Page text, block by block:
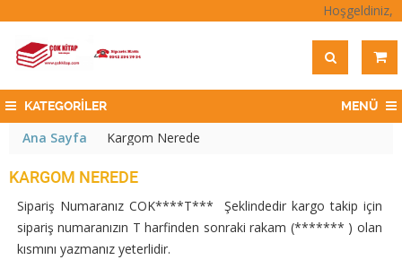
Hoşgeldiniz,
KATEGORİLER MENÜ
Ana Sayfa Kargom Nerede
KARGOM NEREDE
Sipariş Numaranız COK****T*** Şeklindedir kargo takip için
sipariş numaranızın T harfinden sonraki rakam (******* ) olan
kısmını yazmanız yeterlidir.